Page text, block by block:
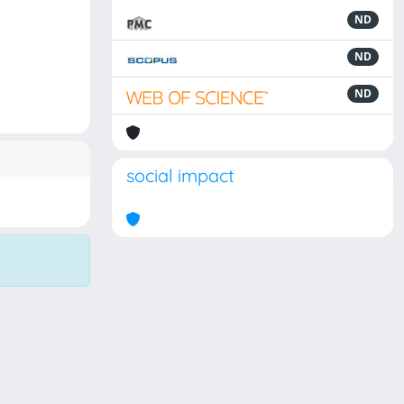
ND
ND
ND
social impact